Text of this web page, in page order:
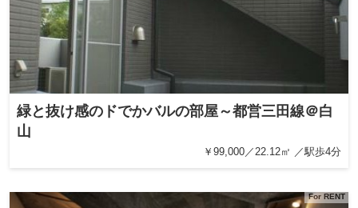
緑と抜け感のドでかバルの部屋～都営三田線＠白
山
￥99,000／22.12㎡ ／駅歩4分
For RENT